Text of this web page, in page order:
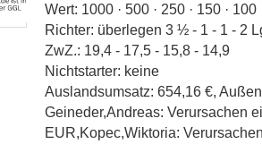
Wert: 1000 · 500 · 250 · 150 · 100
Richter: überlegen 3 ½ - 1 - 1 - 2
ZwZ.: 19,4 - 17,5 - 15,8 - 14,9
Nichtstarter: keine
Auslandsumsatz: 654,16 €,
Geineder,Andreas: Verursachen
EUR,Kopec,Wiktoria: